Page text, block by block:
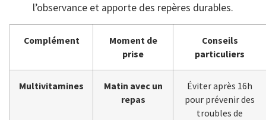
l’observance et apporte des repères durables.
Complément
Moment de
prise
Conseils
particuliers
Multivitamines
Matin avec un
repas
Éviter après 16h
pour prévenir des
troubles de